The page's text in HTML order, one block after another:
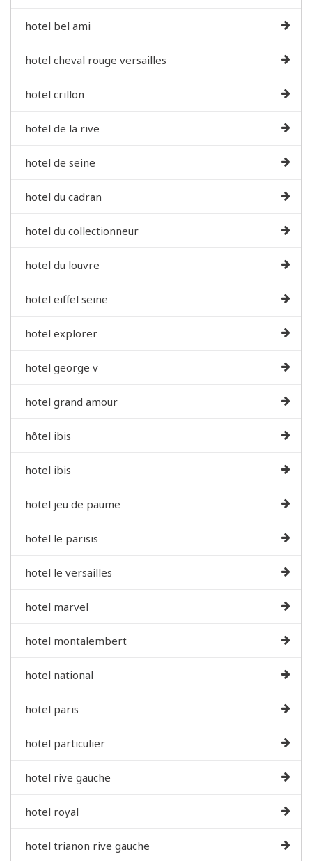
hotel bel ami
hotel cheval rouge versailles
hotel crillon
hotel de la rive
hotel de seine
hotel du cadran
hotel du collectionneur
hotel du louvre
hotel eiffel seine
hotel explorer
hotel george v
hotel grand amour
hôtel ibis
hotel ibis
hotel jeu de paume
hotel le parisis
hotel le versailles
hotel marvel
hotel montalembert
hotel national
hotel paris
hotel particulier
hotel rive gauche
hotel royal
hotel trianon rive gauche